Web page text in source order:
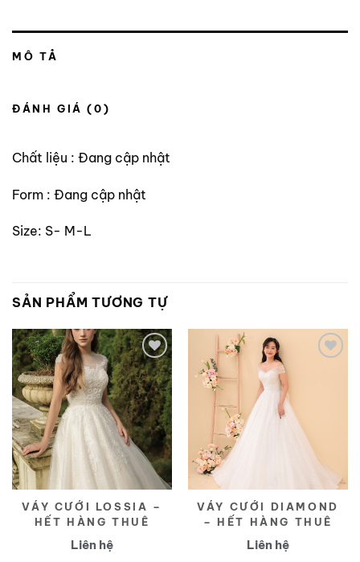
MÔ TẢ
ĐÁNH GIÁ (0)
Chất liệu : Đang cập nhật
Form : Đang cập nhật
Size: S- M-L
SẢN PHẨM TƯƠNG TỰ
Yêu
thích
VÁY CƯỚI LOSSIA –
HẾT HÀNG THUÊ
Liên hệ
VÁY CƯỚI DIAMOND
– HẾT HÀNG THUÊ
Liên hệ